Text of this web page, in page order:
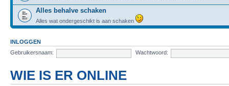
Alles behalve schaken
Alles wat ondergeschikt is aan schaken
INLOGGEN
Gebruikersnaam:
Wachtwoord:
WIE IS ER ONLINE